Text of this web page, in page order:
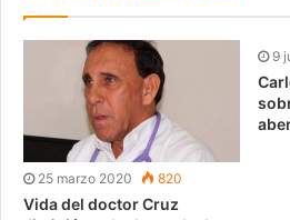
25 marzo 2020 820
Vida del doctor Cruz
9